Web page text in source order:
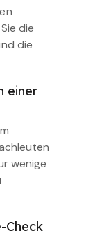
die
die
einer
wenige
Check